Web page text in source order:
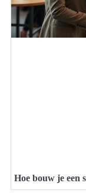
Hoe bouw je een